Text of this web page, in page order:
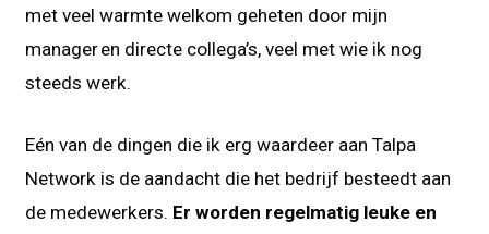
met veel warmte welkom geheten door mijn
manager en directe collega’s, veel met wie ik nog
steeds werk.
Eén van de dingen die ik erg waardeer aan Talpa
Network is de aandacht die het bedrijf besteedt aan
de medewerkers. Er worden regelmatig leuke en